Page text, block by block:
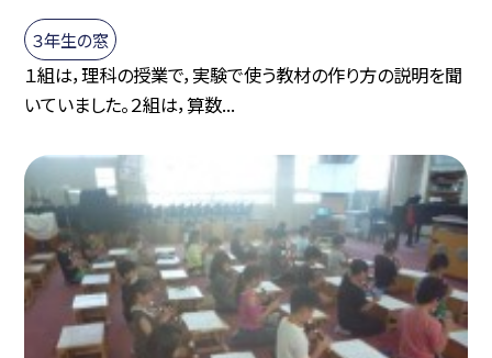
３年生の窓
１組は，理科の授業で，実験で使う教材の作り方の説明を聞
いていました。２組は，算数...